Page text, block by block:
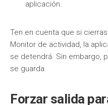
aplicación.
Ten en cuenta que si
Monitor de actividad, la
se detendrá. Sin embargo,
se guarda.
Forzar salida